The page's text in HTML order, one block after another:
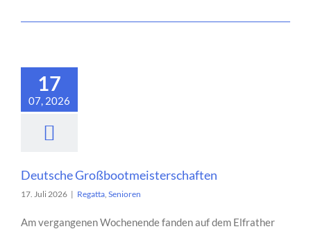
17
07, 2026
Deutsche Großbootmeisterschaften
17. Juli 2026 | Regatta, Senioren
Am vergangenen Wochenende fanden auf dem Elfrather